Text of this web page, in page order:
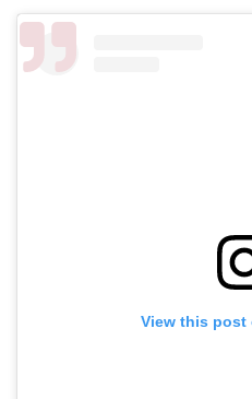
View this post